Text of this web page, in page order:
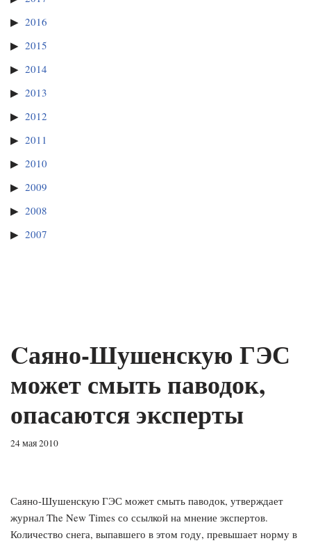
2016
2015
2014
2013
2012
2011
2010
2009
2008
2007
Cаяно-Шушенскую ГЭС
может смыть паводок,
опасаются эксперты
24 мая 2010
Саяно-Шушенскую ГЭС может смыть паводок, утверждает
журнал The New Times со ссылкой на мнение экспертов.
Количество снега, выпавшего в этом году, превышает норму в